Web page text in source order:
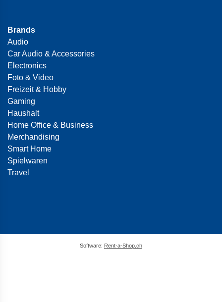
Brands
Audio
Car Audio & Accessories
Electronics
Foto & Video
Freizeit & Hobby
Gaming
Haushalt
Home Office & Business
Merchandising
Smart Home
Spielwaren
Travel
Software: Rent-a-Shop.ch